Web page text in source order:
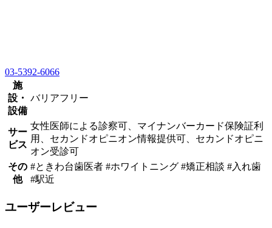
03-5392-6066
施
設・
設備
バリアフリー
サー
ビス
女性医師による診察可、マイナンバーカード保険証利
用、セカンドオピニオン情報提供可、セカンドオピニ
オン受診可
その
他
#ときわ台歯医者 #ホワイトニング #矯正相談 #入れ歯
#駅近
ユーザーレビュー